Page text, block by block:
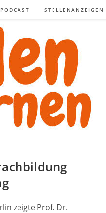
PODCAST STELLENANZEIGEN
zeigte Prof. Dr.